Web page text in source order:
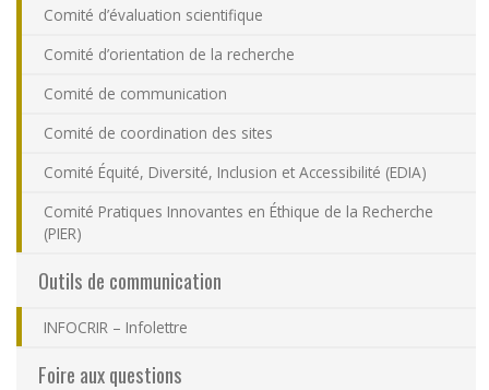
Comité d’évaluation scientifique
Comité d’orientation de la recherche
Comité de communication
Comité de coordination des sites
Comité Équité, Diversité, Inclusion et Accessibilité (EDIA)
Comité Pratiques Innovantes en Éthique de la Recherche
(PIER)
Outils de communication
INFOCRIR – Infolettre
Foire aux questions